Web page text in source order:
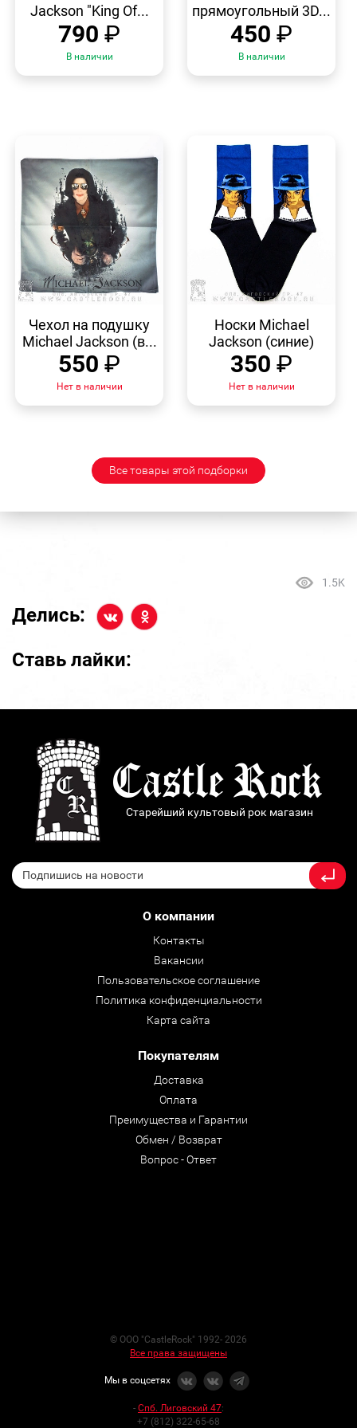
Jackson "King Of...
790 ₽
В наличии
прямоугольный 3D...
450 ₽
В наличии
ПРОСМОТР
Чехол на подушку
Michael Jackson (в...
550 ₽
Нет в наличии
ПРОСМОТР
Носки Michael
Jackson (синие)
350 ₽
Нет в наличии
Все товары этой подборки
1.5K
Делись:
Ставь лайки:
Старейший культовый рок магазин
О компании
Контакты
Вакансии
Пользовательское соглашение
Политика конфиденциальности
Карта сайта
Покупателям
Доставка
Оплата
Преимущества и Гарантии
Обмен / Возврат
Вопрос - Ответ
© ООО "CastleRock" 1992- 2026
Все права защищены
Мы в соцсетях
- Спб. Лиговский 47:
+7 (812) 322-65-68